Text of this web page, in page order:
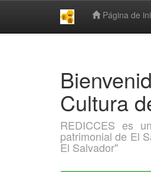
Página de
Cultura
REDICCES es
patrimonial de El
El Salvador"